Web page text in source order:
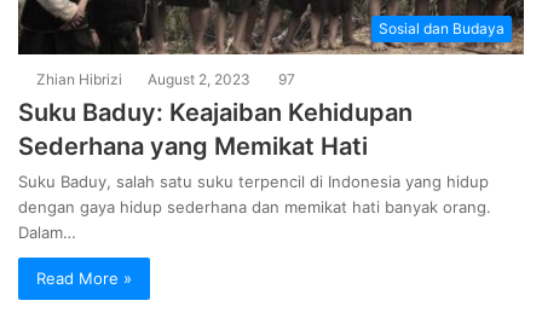
Sosial dan Budaya
Zhian Hibrizi August 2, 2023 97
Suku Baduy: Keajaiban Kehidupan
Sederhana yang Memikat Hati
Suku Baduy, salah satu suku terpencil di Indonesia yang hidup
dengan gaya hidup sederhana dan memikat hati banyak orang.
Dalam…
Read More »